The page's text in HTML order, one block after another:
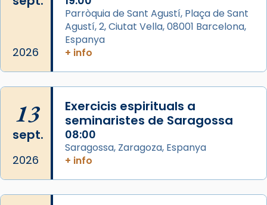
Aquest dilluns, 27 de juliol, ha tingut lloc la
missa d’acció de gràcies en agraïment al
comitè organitzador de la visita apostòlica
del Sant Pare Lleó XIV a Barcelona, i als
L’arquebisbe de Barcelona, el cardenal Joan
Josep Omella, ha presidit la missa i l’ha
concelebrat el bisbe auxiliar de Barcelona,
Mons. David Abadías.
📸 Dr. G. Simón
2026
Parròquia de Sant Agustí, Plaça de Sant
Agustí, 2, Ciutat Vella, 08001 Barcelona,
Espanya
+ info
13
sept.
2026
Exercicis espirituals a
seminaristes de Saragossa
08:00
Saragossa, Zaragoza, Espanya
+ info